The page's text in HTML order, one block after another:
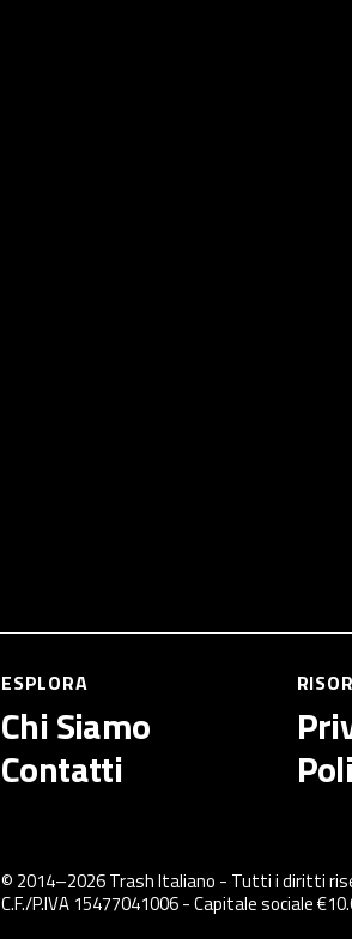
ESPLORA
Chi Siamo
Contatti
© 2014–2026Trash Italiano - Tutti i diritti
C.F./P.IVA 15477041006 - Capitale sociale